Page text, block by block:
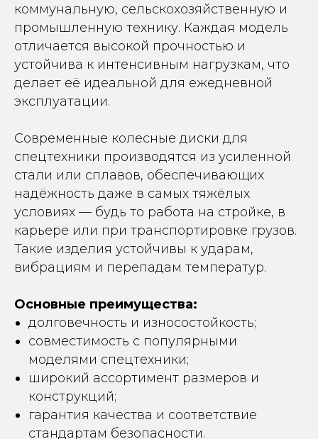
коммунальную, сельскохозяйственную и
промышленную технику. Каждая модель
отличается высокой прочностью и
устойчива к интенсивным нагрузкам, что
делает её идеальной для ежедневной
эксплуатации.
Современные колесные диски для
спецтехники производятся из усиленной
стали или сплавов, обеспечивающих
надёжность даже в самых тяжёлых
условиях — будь то работа на стройке, в
карьере или при транспортировке грузов.
Такие изделия устойчивы к ударам,
вибрациям и перепадам температур.
Основные преимущества:
долговечность и износостойкость;
совместимость с популярными
моделями спецтехники;
широкий ассортимент размеров и
конструкций;
гарантия качества и соответствие
стандартам безопасности.